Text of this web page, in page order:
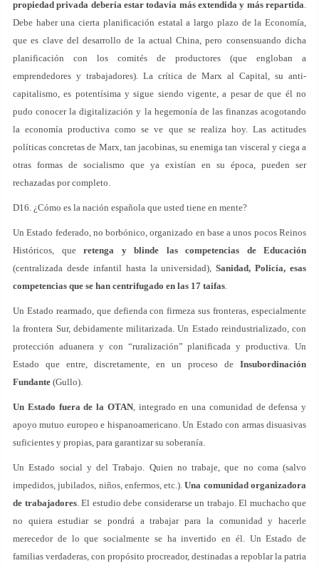
propiedad privada debería estar todavía más extendida y más repartida.
Debe haber una cierta planificación estatal a largo plazo de la Economía,
que es clave del desarrollo de la actual China, pero consensuando dicha
planificación con los comités de productores (que engloban a
emprendedores y trabajadores). La crítica de Marx al Capital, su anti-
capitalismo, es potentísima y sigue siendo vigente, a pesar de que él no
pudo conocer la digitalización y la hegemonía de las finanzas acogotando
la economía productiva como se ve que se realiza hoy. Las actitudes
políticas concretas de Marx, tan jacobinas, su enemiga tan visceral y ciega a
otras formas de socialismo que ya existían en su época, pueden ser
rechazadas por completo.
D16. ¿Cómo es la nación española que usted tiene en mente?
Un Estado federado, no borbónico, organizado en base a unos pocos Reinos
Históricos, que retenga y blinde las competencias de Educación
(centralizada desde infantil hasta la universidad),Sanidad, Policía, esas
competencias que se han centrifugado en las 17 taifas.
Un Estado rearmado, que defienda con firmeza sus fronteras, especialmente
la frontera Sur, debidamente militarizada. Un Estado reindustrializado, con
protección aduanera y con “ruralización” planificada y productiva. Un
Estado que entre, discretamente, en un proceso de Insubordinación
Fundante (Gullo).
Un Estado fuera de la OTAN, integrado en una comunidad de defensa y
apoyo mutuo europeo e hispanoamericano. Un Estado con armas disuasivas
suficientes y propias, para garantizar su soberanía.
Un Estado social y del Trabajo. Quien no trabaje, que no coma (salvo
impedidos, jubilados, niños, enfermos, etc.).Una comunidad organizadora
de trabajadores. El estudio debe considerarse un trabajo. El muchacho que
no quiera estudiar se pondrá a trabajar para la comunidad y hacerle
merecedor de lo que socialmente se ha invertido en él. Un Estado de
familias verdaderas, con propósito procreador, destinadas a repoblar la patria